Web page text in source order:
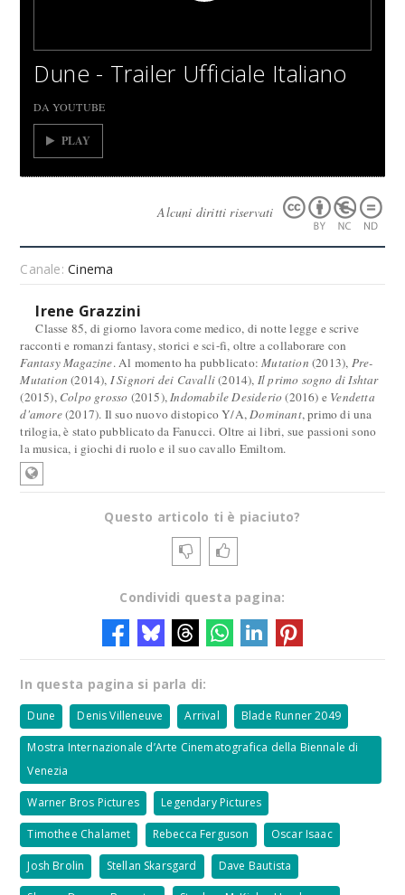
Dune - Trailer Ufficiale Italiano
DA YOUTUBE
PLAY
Alcuni diritti riservati
Canale:Cinema
Irene Grazzini
Classe 85, di giorno lavora come medico, di notte legge e scrive
racconti e romanzi fantasy, storici e sci-fi, oltre a collaborare con
Fantasy Magazine. Al momento ha pubblicato:Mutation (2013), Pre-
Mutation (2014), I Signori dei Cavalli(2014), Il primo sogno di Ishtar
(2015), Colpo grosso (2015),Indomabile Desiderio (2016) e Vendetta
d'amore(2017). Il suo nuovo distopico Y/A,Dominant, primo di una
trilogia, è stato pubblicato da Fanucci. Oltre ai libri, sue passioni sono
la musica, i giochi di ruolo e il suo cavallo Emiltom.
Questo articolo ti è piaciuto?
Condividi questa pagina:
In questa pagina si parla di:
Dune Denis Villeneuve Arrival Blade Runner 2049
Mostra Internazionale d’Arte Cinematografica della Biennale di
Venezia
Warner Bros Pictures Legendary Pictures
Timothee Chalamet Rebecca Ferguson Oscar Isaac
Josh Brolin Stellan Skarsgard Dave Bautista